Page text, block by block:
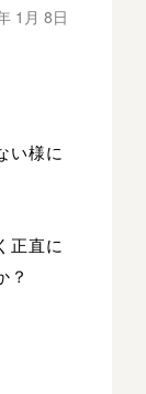
1月 8日
い様に
正直に
？